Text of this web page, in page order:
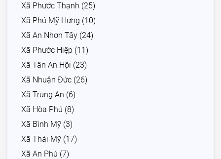
Xã Phước Thạnh (25)
Xã Phú Mỹ Hưng (10)
Xã An Nhơn Tây (24)
Xã Phước Hiệp (11)
Xã Tân An Hội (23)
Xã Nhuận Đức (26)
Xã Trung An (6)
Xã Hòa Phú (8)
Xã Bình Mỹ (3)
Xã Thái Mỹ (17)
Xã An Phú (7)